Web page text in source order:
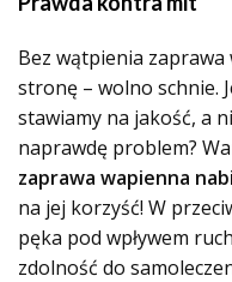
Bez wątpienia zaprawa
stronę – wolno schnie.
stawiamy na jakość, a
naprawdę problem?
zaprawa wapienna
na jej korzyść! W
pęka pod wpływem
zdolność do